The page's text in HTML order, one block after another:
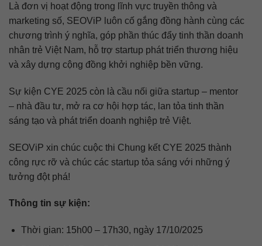
Là đơn vị hoạt động trong lĩnh vực truyền thông và
marketing số, SEOViP luôn cố gắng đồng hành cùng các
chương trình ý nghĩa, góp phần thúc đẩy tinh thần doanh
nhân trẻ Việt Nam, hỗ trợ startup phát triển thương hiệu
và xây dựng cộng đồng khởi nghiệp bền vững.
Sự kiện CYE 2025 còn là cầu nối giữa startup – mentor
– nhà đầu tư, mở ra cơ hội hợp tác, lan tỏa tinh thần
sáng tạo và phát triển doanh nghiệp trẻ Việt.
SEOViP xin chúc cuộc thi Chung kết CYE 2025 thành
công rực rỡ và chúc các startup tỏa sáng với những ý
tưởng đột phá!
Thông tin sự kiện:
Thời gian: 15h00 – 17h30, ngày 17/10/2025